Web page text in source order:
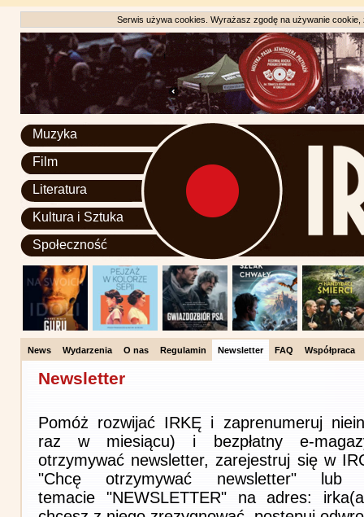
Serwis używa cookies. Wyrażasz zgodę na używanie
Muzyka
Film
Literatura
Kultura i Sztuka
Społeczność
News Wydarzenia O nas Regulamin Newsletter FAQ Współpraca
Newsletter
Pomóż rozwijać IRKĘ i zaprenumeruj
raz w miesiącu) i bezpłatny e-
otrzymywać newsletter, zarejestruj się w
"Chcę otrzymywać newsletter"
temacie "NEWSLETTER" na adres: